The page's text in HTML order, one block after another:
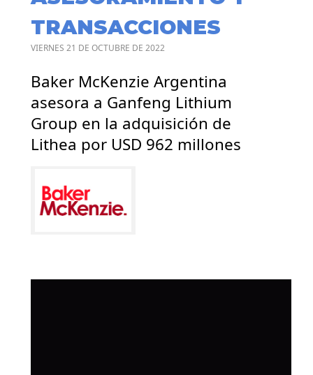
TRANSACCIONES
VIERNES 21 DE OCTUBRE DE 2022
Baker McKenzie Argentina
asesora a Ganfeng Lithium
Group en la adquisición de
Lithea por USD 962 millones